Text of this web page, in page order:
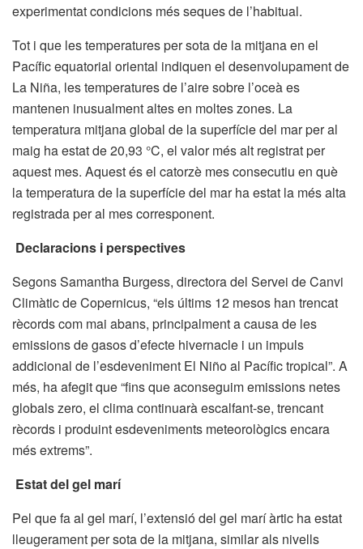
experimentat condicions més seques de l’habitual.
Tot i que les temperatures per sota de la mitjana en el
Pacífic equatorial oriental indiquen el desenvolupament de
La Niña, les temperatures de l’aire sobre l’oceà es
mantenen inusualment altes en moltes zones. La
temperatura mitjana global de la superfície del mar per al
maig ha estat de 20,93 °C, el valor més alt registrat per
aquest mes. Aquest és el catorzè mes consecutiu en què
la temperatura de la superfície del mar ha estat la més alta
registrada per al mes corresponent.
Declaracions i perspectives
Segons Samantha Burgess, directora del Servei de Canvi
Climàtic de Copernicus, “els últims 12 mesos han trencat
rècords com mai abans, principalment a causa de les
emissions de gasos d’efecte hivernacle i un impuls
addicional de l’esdeveniment El Niño al Pacífic tropical”. A
més, ha afegit que “fins que aconseguim emissions netes
globals zero, el clima continuarà escalfant-se, trencant
rècords i produint esdeveniments meteorològics encara
més extrems”.
Estat del gel marí
Pel que fa al gel marí, l’extensió del gel marí àrtic ha estat
lleugerament per sota de la mitjana, similar als nivells